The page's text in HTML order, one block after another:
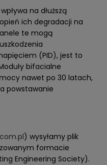
na dłuższą
ich degradacji na
te mogą
(PID), jest to
bifacialne
nawet po 30 latach,
powstawanie
) wysyłamy plik
formacie
Engineering Society).